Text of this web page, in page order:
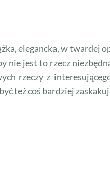
elegancka, w twardej
nie jest to rzecz
rzeczy z
też coś bardziej